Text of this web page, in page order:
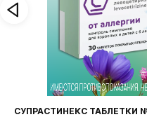
СУПРАСТИНЕКС ТАБЛЕТКИ